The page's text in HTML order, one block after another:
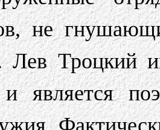
не
Лев Троцкий
является